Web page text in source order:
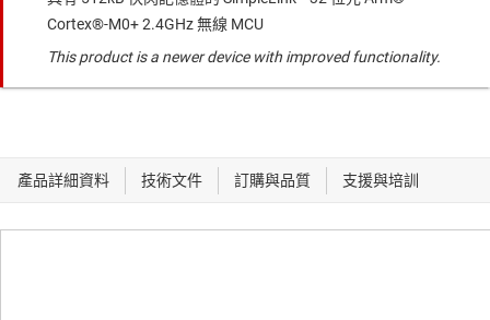
Cortex®-M0+ 2.4GHz 無線 MCU
This product is a newer device with improved functionality.